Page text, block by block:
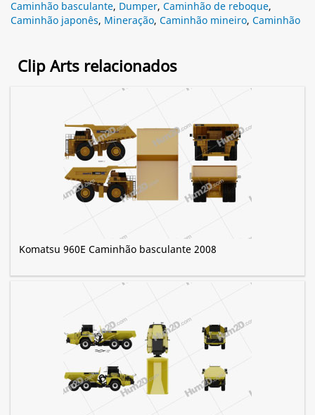
Caminhão basculante, Dumper, Caminhão de reboque,
Caminhão japonês, Mineração, Caminhão mineiro, Caminhão
Clip Arts relacionados
Komatsu 960E Caminhão basculante 2008